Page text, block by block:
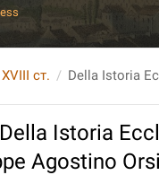
ст.
Della Istoria
Agostino